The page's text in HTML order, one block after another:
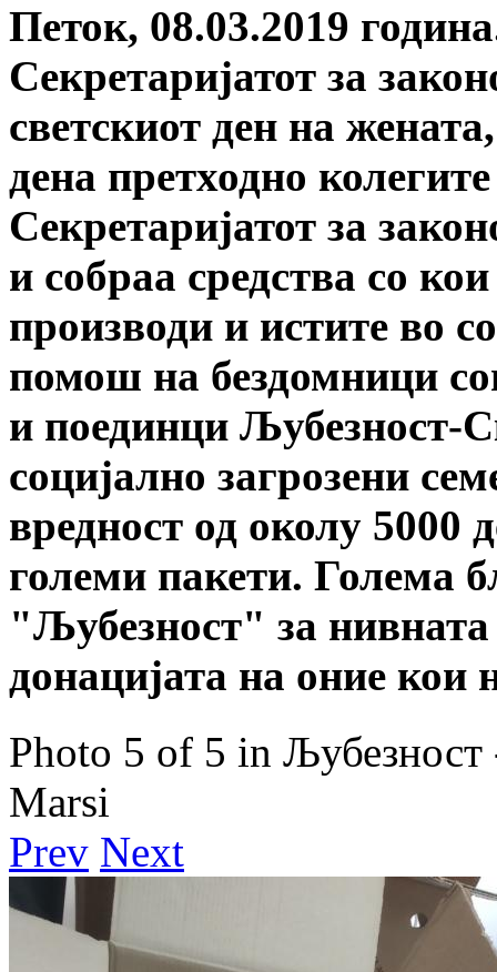
Петок, 08.03.2019
Секретаријатот за
светскиот ден на
дена претходно
Секретаријатот за
и собраа средства со
производи и истите во
помош на бездомници
и поединци Љубезност-
социјално загрозени
вредност од околу 5000
големи пакети. Голема
"Љубезност" за
донацијата на оние кои
Photo 5 of 5 in
Marsi
Prev Next